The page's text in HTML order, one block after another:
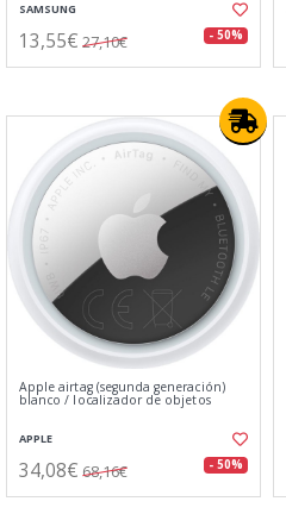
SAMSUNG
13,55€ 27,10€ - 50%
Apple airtag (segunda generación)
blanco / localizador de objetos
APPLE
34,08€ 68,16€ - 50%